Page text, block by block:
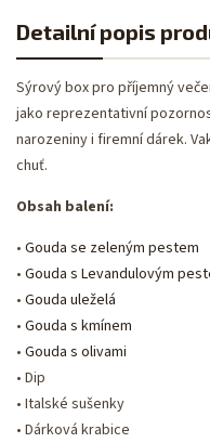
Detailní popis
Sýrový box pro příjemný
jako reprezentativní
narozeniny i firemní dárek.
chuť.
Obsah balení:
• Gouda se zeleným pestem
• Gouda s Levandulovým
• Gouda uleželá
• Gouda s kmínem
• Gouda s olivami
• Dip
• Italské sušenky
• Dárková krabice